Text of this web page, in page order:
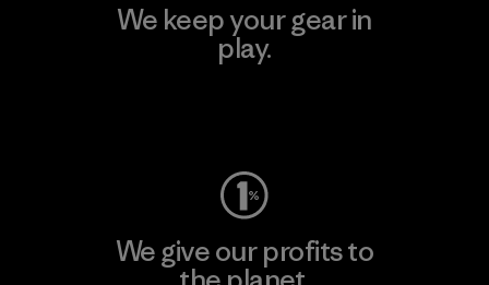
We keep your gear in
play.
We give our profits to